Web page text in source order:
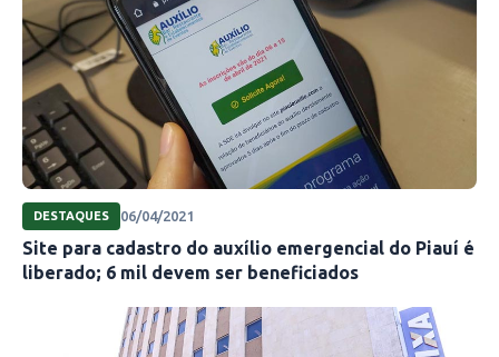
DESTAQUES 06/04/2021
Site para cadastro do auxílio emergencial do Piauí é
liberado; 6 mil devem ser beneficiados